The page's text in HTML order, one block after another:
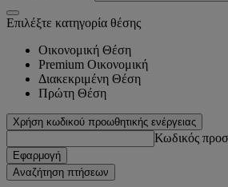
Επιλέξτε κατηγορία θέσης
Οικονομική Θέση
Premium Οικονομική
Διακεκριμένη Θέση
Πρώτη Θέση
Χρήση κωδικού προωθητικής ενέργειας
Κωδικός
Εφαρμογή
Αναζήτηση πτήσεων